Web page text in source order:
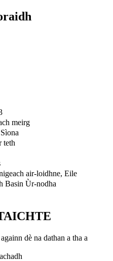
meirg
teth
air-loidhne, Eile
Basin Ùr-nodha
dè na dathan a tha a